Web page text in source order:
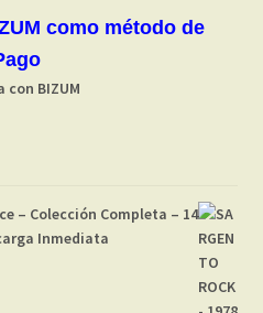
como método de
– Colección Completa – 14
Inmediata